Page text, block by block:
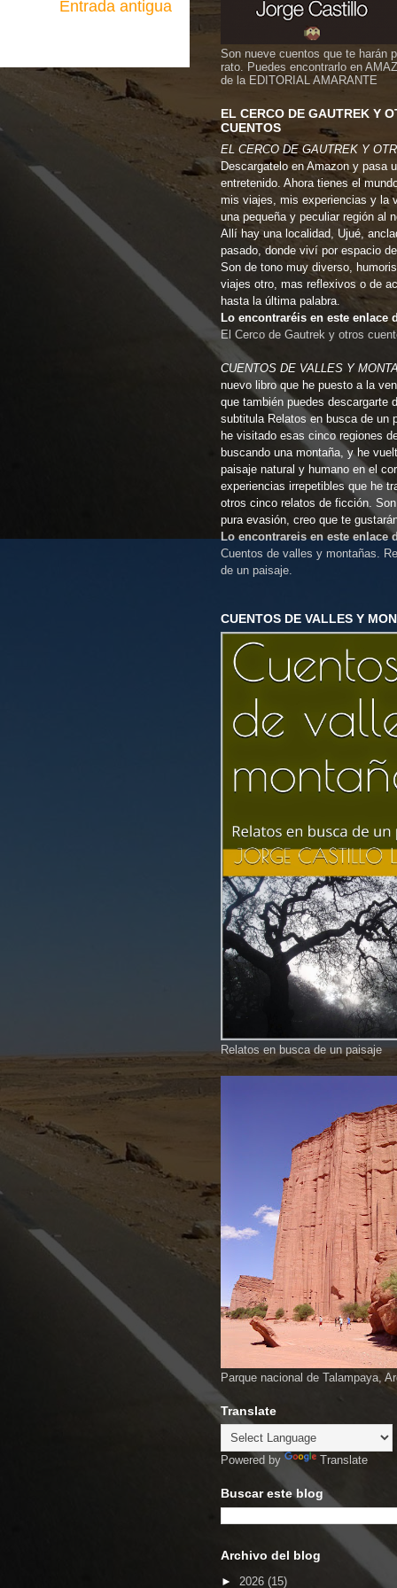
Entrada antigua
Son nueve cuentos que te harán
rato. Puedes encontrarlo en
de la EDITORIAL AMARANTE
EL CERCO DE GAUTREK Y
CUENTOS
EL CERCO DE GAUTREK Y
Descargatelo en Amazon y pasa
entretenido. Ahora tienes el
mis viajes, mis experiencias y la
una pequeña y peculiar región al
Allí hay una localidad, Ujué,
pasado, donde viví por espacio
Son de tono muy diverso,
viajes otro, mas reflexivos o de
hasta la última palabra.
Lo encontraréis en este enlace
El Cerco de Gautrek y otros
CUENTOS DE VALLES Y
nuevo libro que he puesto a la
que también puedes descargarte
subtitula Relatos en busca de un
he visitado esas cinco regiones
buscando una montaña, y he
paisaje natural y humano en el
experiencias irrepetibles que he
otros cinco relatos de ficción.
pura evasión, creo que te
Lo encontrareis en este enlace
Cuentos de valles y montañas.
de un paisaje.
CUENTOS DE VALLES Y
Relatos en busca de un paisaje
Parque nacional de Talampaya,
Translate
Powered by Translate
Buscar este blog
Archivo del blog
► 2026 (15)